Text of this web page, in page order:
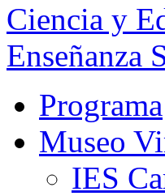
Ciencia y
Enseñanza
Programa
Museo
IES